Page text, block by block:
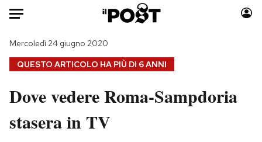
HOME
Italia
Politica
Moda
QUESTO ARTICOLO HA PIÙ DI 6 ANNI
Mercoledì 24 giugno 2020
Dove vedere Roma-Sampdoria
stasera in TV